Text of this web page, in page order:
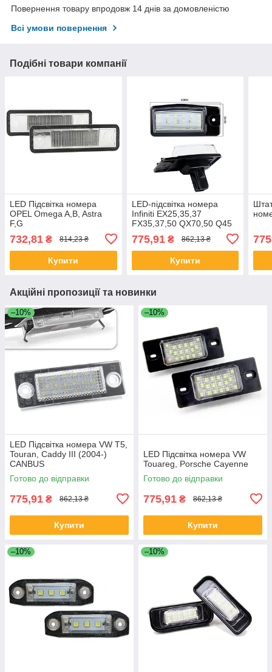
Повернення товару впродовж 14 днів за домовленістю
Всі умови повернення
Подібні товари компанії
LED Підсвітка номера
OPEL Omega A,B, Astra
F,G
732,81 ₴ 814,23 ₴
Купити
LED-підсвітка номера
Infiniti EX25,35,37
FX35,37,50 QX70,50 Q45
775,91₴ 862,13 ₴
Купити
Акційні пропозиції та новинки
–10%
LED Підсвітка номера VW Т5,
Touran, Caddy III (2004-)
CANBUS
Готово до відправки
775,91 ₴ 862,13 ₴
Купити
–10%
LED Підсвітка номера VW
Touareg, Porsche Cayenne
Готово до відправки
775,91 ₴ 862,13 ₴
Купити
–10% –10%